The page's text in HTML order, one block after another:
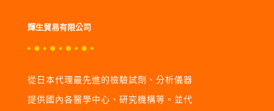
輝生貿易有限公司
從日本代理最先進的檢驗試劑、分析儀器
提供國內各醫學中心、研究機構等。並代